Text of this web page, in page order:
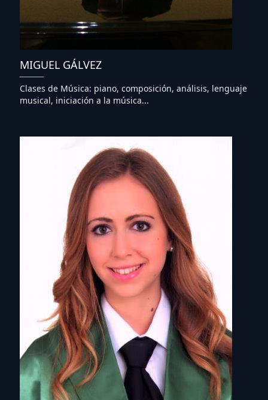
MIGUEL GÁLVEZ
Clases de Música: piano, composición, análisis, lenguaje
musical, iniciación a la música...